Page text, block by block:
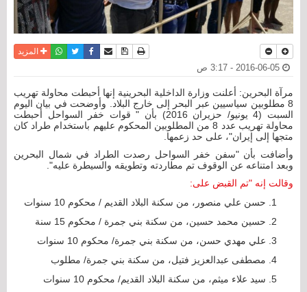
نسخة للطباعة
حفظ الموضوع
أرسل الى صديق
فيسبوكتويترواتسابالمزيد
مرآة البحرين: أعلنت وزارة الداخلية البحرينية إنها أحبطت محاولة تهريب
8 مطلوبين سياسيين عبر البحر إلى خارج البلاد. وأوضحت في بيان اليوم
السبت (4 يونيو/ حزيران 2016) بأن " قوات خفر السواحل أحبطت
محاولة تهريب عدد 8 من المطلوبين المحكوم عليهم باستخدام طراد كان
متجها إلى إيران"، على حد زعمها.
وأضافت بأن "سفن خفر السواحل رصدت الطراد في شمال البحرين
وبعد امتناعه عن الوقوف تم مطاردته وتطويقه والسيطرة عليه".
وقالت إنه "تم القبض على:
حسن علي منصور، من سكنة البلاد القديم / محكوم 10 سنوات
حسين محمد حسين، من سكنة بني جمرة / محكوم 15 سنة
علي مهدي حسن، من سكنة بني جمرة/ محكوم 10 سنوات
مصطفى عبدالعزيز فتيل، من سكنة بني جمرة/ مطلوب
سيد علاء ميثم، من سكنة البلاد القديم/ محكوم 10 سنوات